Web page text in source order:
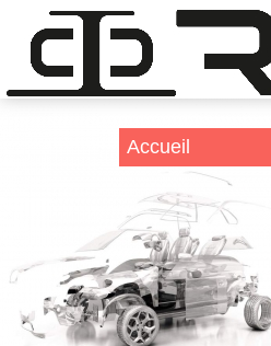
RJP Prototypage et modelage